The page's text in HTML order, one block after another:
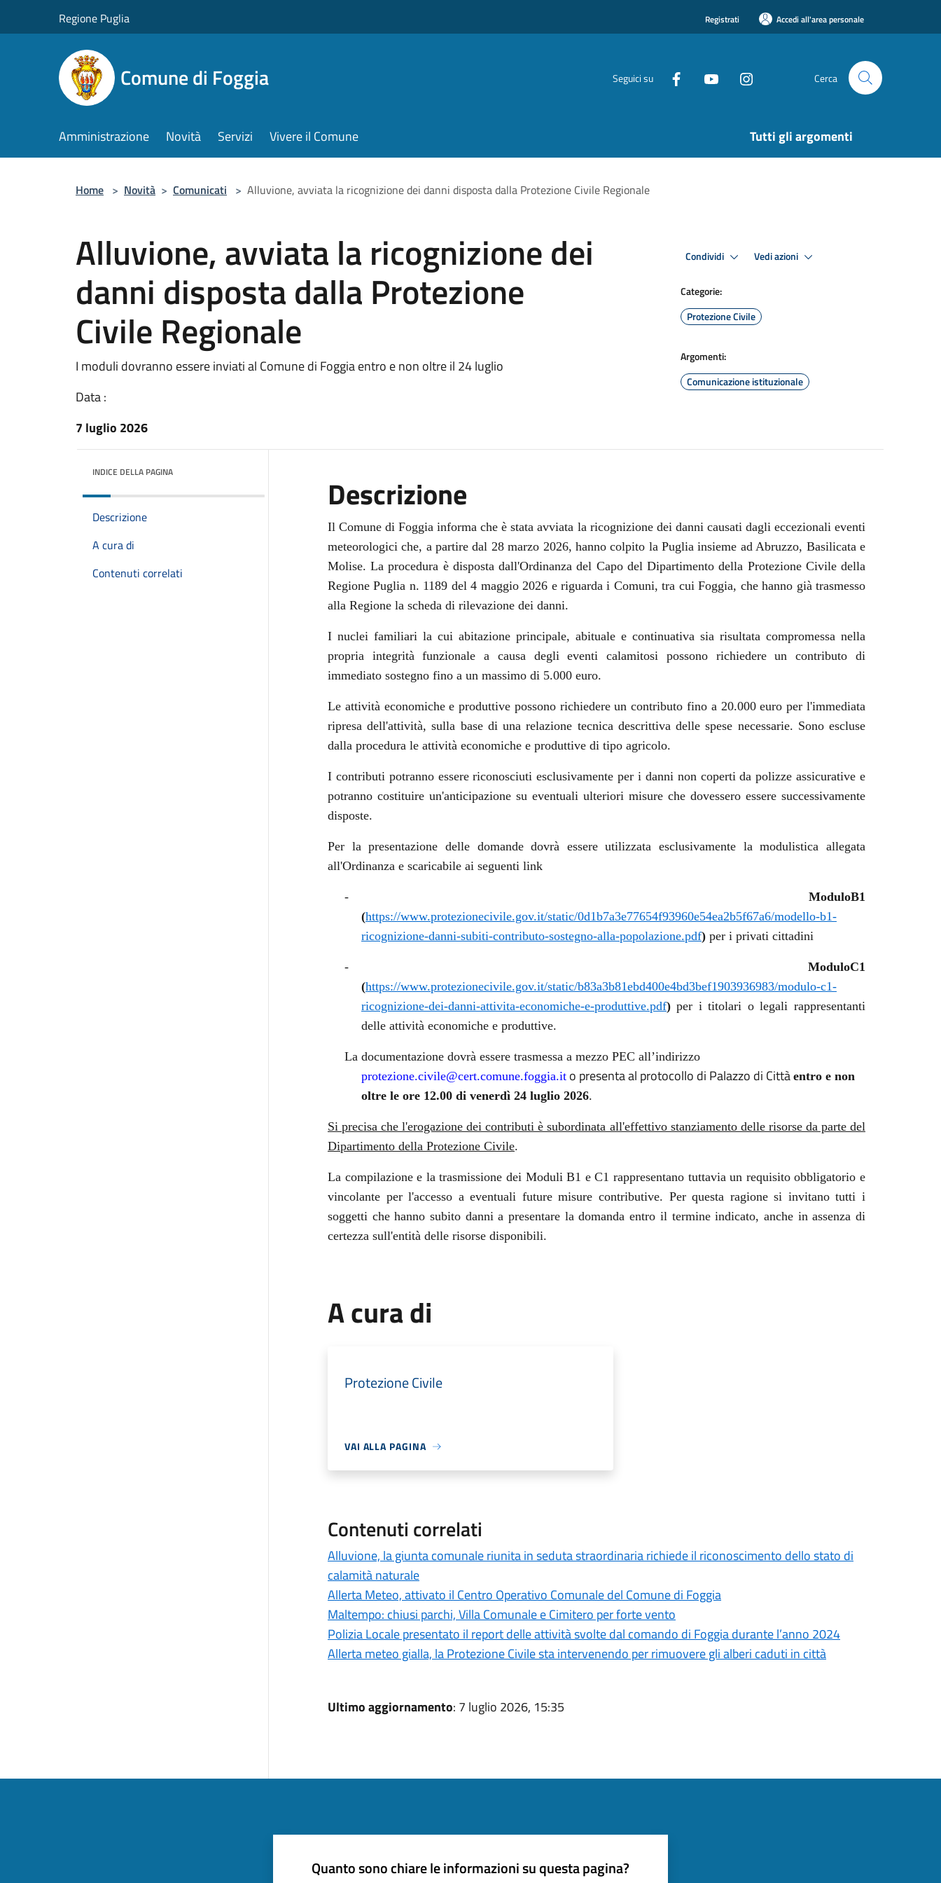
Regione Puglia Registrati Accedi all'area personale
Comune di Foggia Seguici su Cerca
Amministrazione Novità Servizi Vivere il Comune Tutti gli argomenti
Home > Novità > Comunicati > Alluvione, avviata la ricognizione dei danni disposta dalla Protezione Civile Regionale
Alluvione, avviata la ricognizione dei
danni disposta dalla Protezione
Civile Regionale
I moduli dovranno essere inviati al Comune di Foggia entro e non oltre il 24 luglio
Data :
7 luglio 2026
Condividi Vedi azioni
Categorie:
Protezione Civile
Argomenti:
Comunicazione istituzionale
INDICE DELLA PAGINA
Descrizione
A cura di
Contenuti correlati
Descrizione
Il Comune di Foggia informa che è stata avviata la ricognizione dei danni causati dagli eccezionali eventi
meteorologici che, a partire dal 28 marzo 2026, hanno colpito la Puglia insieme ad Abruzzo, Basilicata e
Molise. La procedura è disposta dall'Ordinanza del Capo del Dipartimento della Protezione Civile della
Regione Puglia n. 1189 del 4 maggio 2026 e riguarda i Comuni, tra cui Foggia, che hanno già trasmesso
alla Regione la scheda di rilevazione dei danni.
I nuclei familiari la cui abitazione principale, abituale e continuativa sia risultata compromessa nella
propria integrità funzionale a causa degli eventi calamitosi possono richiedere un contributo di
immediato sostegno fino a un massimo di 5.000 euro.
Le attività economiche e produttive possono richiedere un contributo fino a 20.000 euro per l'immediata
ripresa dell'attività, sulla base di una relazione tecnica descrittiva delle spese necessarie. Sono escluse
dalla procedura le attività economiche e produttive di tipo agricolo.
I contributi potranno essere riconosciuti esclusivamente per i danni non coperti da polizze assicurative e
potranno costituire un'anticipazione su eventuali ulteriori misure che dovessero essere successivamente
disposte.
Per la presentazione delle domande dovrà essere utilizzata esclusivamente la modulistica allegata
all'Ordinanza e scaricabile ai seguenti link
-
ModuloB1
(https://www.protezionecivile.gov.it/static/0d1b7a3e77654f93960e54ea2b5f67a6/modello-b1-
ricognizione-danni-subiti-contributo-sostegno-alla-popolazione.pdf)per i privati cittadini
-
ModuloC1
(https://www.protezionecivile.gov.it/static/b83a3b81ebd400e4bd3bef1903936983/modulo-c1-
ricognizione-dei-danni-attivita-economiche-e-produttive.pdf)per i titolari o legali rappresentanti
delle attività economiche e produttive.
La documentazione dovrà essere trasmessa a mezzo PEC all’indirizzo
protezione.civile@cert.comune.foggia.ito presenta al protocollo di Palazzo di Città entro e non
oltre le ore 12.00 di venerdì 24 luglio 2026.
Si precisa che l'erogazione dei contributi è subordinata all'effettivo stanziamento delle risorse da parte del
Dipartimento della Protezione Civile.
La compilazione e la trasmissione dei Moduli B1 e C1 rappresentano tuttavia un requisito obbligatorio e
vincolante per l'accesso a eventuali future misure contributive. Per questa ragione si invitano tutti i
soggetti che hanno subito danni a presentare la domanda entro il termine indicato, anche in assenza di
certezza sull'entità delle risorse disponibili.
A cura di
Protezione Civile
VAI ALLA PAGINA
Contenuti correlati
Alluvione, la giunta comunale riunita in seduta straordinaria richiede il riconoscimento dello stato di
calamità naturale
Allerta Meteo, attivato il Centro Operativo Comunale del Comune di Foggia
Maltempo: chiusi parchi, Villa Comunale e Cimitero per forte vento
Polizia Locale presentato il report delle attività svolte dal comando di Foggia durante l’anno 2024
Allerta meteo gialla, la Protezione Civile sta intervenendo per rimuovere gli alberi caduti in città
Ultimo aggiornamento: 7 luglio 2026, 15:35
Quanto sono chiare le informazioni su questa pagina?